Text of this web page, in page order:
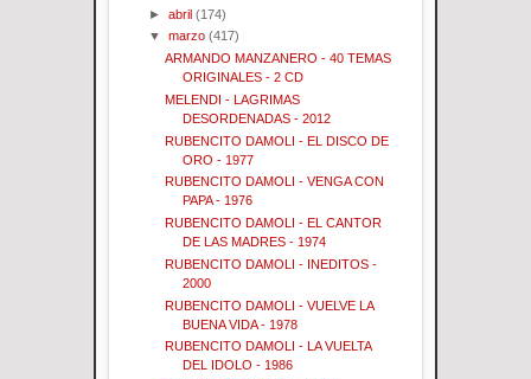
►abril (174)
▼marzo (417)
ARMANDO MANZANERO - 40 TEMAS
ORIGINALES - 2 CD
MELENDI - LAGRIMAS
DESORDENADAS - 2012
RUBENCITO DAMOLI - EL DISCO DE
ORO - 1977
RUBENCITO DAMOLI - VENGA CON
PAPA - 1976
RUBENCITO DAMOLI - EL CANTOR
DE LAS MADRES - 1974
RUBENCITO DAMOLI - INEDITOS -
2000
RUBENCITO DAMOLI - VUELVE LA
BUENA VIDA - 1978
RUBENCITO DAMOLI - LA VUELTA
DEL IDOLO - 1986